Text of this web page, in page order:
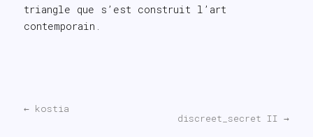
triangle que s’est construit l’art
contemporain.
←kostia
discreet_secret II→